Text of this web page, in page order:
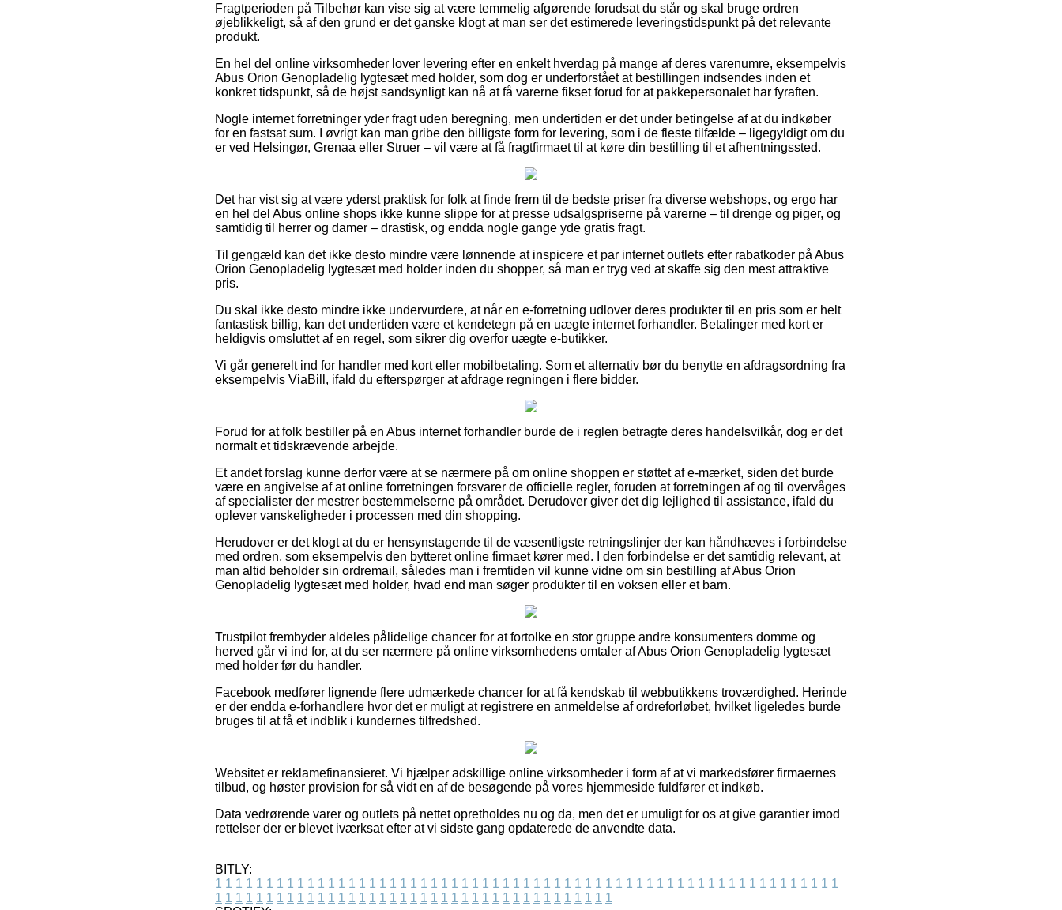
Fragtperioden på Tilbehør kan vise sig at være temmelig afgørende forudsat du står og skal bruge ordren
øjeblikkeligt, så af den grund er det ganske klogt at man ser det estimerede leveringstidspunkt på det relevante
produkt.
En hel del online virksomheder lover levering efter en enkelt hverdag på mange af deres varenumre, eksempelvis
Abus Orion Genopladelig lygtesæt med holder, som dog er underforstået at bestillingen indsendes inden et
konkret tidspunkt, så de højst sandsynligt kan nå at få varerne fikset forud for at pakkepersonalet har fyraften.
Nogle internet forretninger yder fragt uden beregning, men undertiden er det under betingelse af at du indkøber
for en fastsat sum. I øvrigt kan man gribe den billigste form for levering, som i de fleste tilfælde – ligegyldigt om du
er ved Helsingør, Grenaa eller Struer – vil være at få fragtfirmaet til at køre din bestilling til et afhentningssted.
Det har vist sig at være yderst praktisk for folk at finde frem til de bedste priser fra diverse webshops, og ergo har
en hel del Abus online shops ikke kunne slippe for at presse udsalgspriserne på varerne – til drenge og piger, og
samtidig til herrer og damer – drastisk, og endda nogle gange yde gratis fragt.
Til gengæld kan det ikke desto mindre være lønnende at inspicere et par internet outlets efter rabatkoder på Abus
Orion Genopladelig lygtesæt med holder inden du shopper, så man er tryg ved at skaffe sig den mest attraktive
pris.
Du skal ikke desto mindre ikke undervurdere, at når en e-forretning udlover deres produkter til en pris som er helt
fantastisk billig, kan det undertiden være et kendetegn på en uægte internet forhandler. Betalinger med kort er
heldigvis omsluttet af en regel, som sikrer dig overfor uægte e-butikker.
Vi går generelt ind for handler med kort eller mobilbetaling. Som et alternativ bør du benytte en afdragsordning fra
eksempelvis ViaBill, ifald du efterspørger at afdrage regningen i flere bidder.
Forud for at folk bestiller på en Abus internet forhandler burde de i reglen betragte deres handelsvilkår, dog er det
normalt et tidskrævende arbejde.
Et andet forslag kunne derfor være at se nærmere på om online shoppen er støttet af e-mærket, siden det burde
være en angivelse af at online forretningen forsvarer de officielle regler, foruden at forretningen af og til overvåges
af specialister der mestrer bestemmelserne på området. Derudover giver det dig lejlighed til assistance, ifald du
oplever vanskeligheder i processen med din shopping.
Herudover er det klogt at du er hensynstagende til de væsentligste retningslinjer der kan håndhæves i forbindelse
med ordren, som eksempelvis den bytteret online firmaet kører med. I den forbindelse er det samtidig relevant, at
man altid beholder sin ordremail, således man i fremtiden vil kunne vidne om sin bestilling af Abus Orion
Genopladelig lygtesæt med holder, hvad end man søger produkter til en voksen eller et barn.
Trustpilot frembyder aldeles pålidelige chancer for at fortolke en stor gruppe andre konsumenters domme og
herved går vi ind for, at du ser nærmere på online virksomhedens omtaler af Abus Orion Genopladelig lygtesæt
med holder før du handler.
Facebook medfører lignende flere udmærkede chancer for at få kendskab til webbutikkens troværdighed. Herinde
er der endda e-forhandlere hvor det er muligt at registrere en anmeldelse af ordreforløbet, hvilket ligeledes burde
bruges til at få et indblik i kundernes tilfredshed.
Websitet er reklamefinansieret. Vi hjælper adskillige online virksomheder i form af at vi markedsfører firmaernes
tilbud, og høster provision for så vidt en af de besøgende på vores hjemmeside fuldfører et indkøb.
Data vedrørende varer og outlets på nettet opretholdes nu og da, men det er umuligt for os at give garantier imod
rettelser der er blevet iværksat efter at vi sidste gang opdaterede de anvendte data.
BITLY:
1 1 1 1 1 1 1 1 1 1 1 1 1 1 1 1 1 1 1 1 1 1 1 1 1 1 1 1 1 1 1 1 1 1 1 1 1 1 1 1 1 1 1 1 1 1 1 1 1 1 1 1 1 1 1 1 1 1 1 1 1
1 1 1 1 1 1 1 1 1 1 1 1 1 1 1 1 1 1 1 1 1 1 1 1 1 1 1 1 1 1 1 1 1 1 1 1 1 1 1